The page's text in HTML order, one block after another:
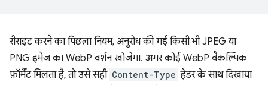
रीराइट करने का पिछला नियम, अनुरोध की गई किसी भी JPEG या
PNG इमेज का WebP वर्शन खोजेगा. अगर कोई WebP वैकल्पिक
फ़ॉर्मैट मिलता है, तो उसे सही Content-Type हेडर के साथ दिखाया